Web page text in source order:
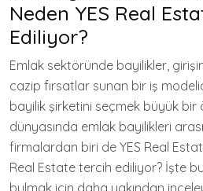
Neden YES Real
Ediliyor?
Emlak sektöründe bayilikler,
cazip fırsatlar sunan bir iş
bayilik şirketini seçmek büyük bir
dünyasında emlak bayilikleri
firmalardan biri de YES Real
Real Estate tercih ediliyor? İşte
bulmak için daha yakından